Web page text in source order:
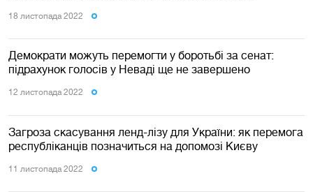
18 листопада 2022
Демократи можуть перемогти у боротьбі за сенат:
підрахунок голосів у Неваді ще не завершено
12 листопада 2022
Загроза скасування ленд-лізу для України: як перемога
республіканців позначиться на допомозі Києву
11 листопада 2022